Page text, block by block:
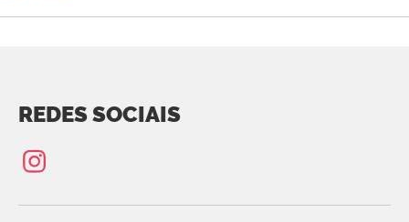
REDES SOCIAIS